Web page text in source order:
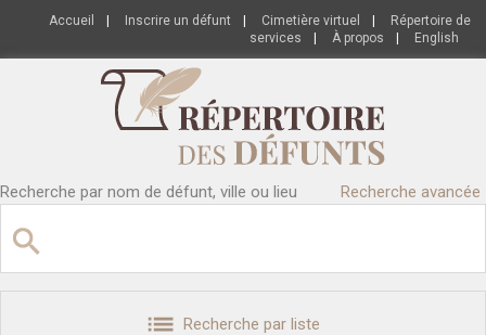
Accueil Inscrire un défunt Cimetière virtuel
Répertoire de
services
À propos English
Recherche par nom de défunt, ville ou lieu Recherche avancée
Recherche par liste